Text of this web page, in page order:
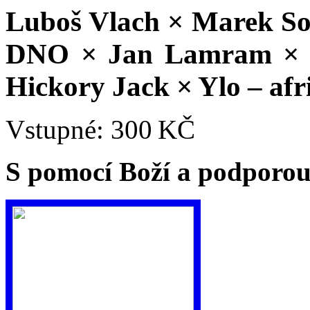
Luboš Vlach × Marek
DNO × Jan Lamram ×
Hickory Jack × Ylo –
Vstupné: 300 KČ
S pomocí Boží a